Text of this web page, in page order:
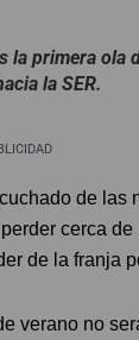
la primera ola
la SER.
de las
cerca
de la franja
verano no